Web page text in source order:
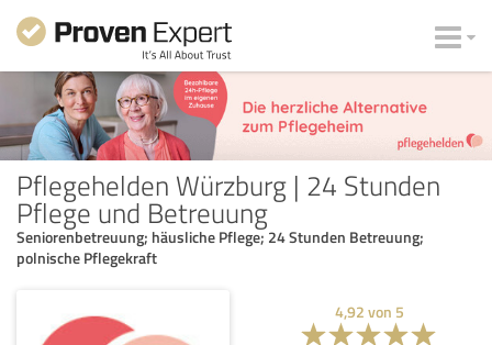
Pflegehelden Würzburg | 24 Stunden
Pflege und Betreuung
Seniorenbetreuung; häusliche Pflege; 24 Stunden Betreuung;
polnische Pflegekraft
4,92 von 5